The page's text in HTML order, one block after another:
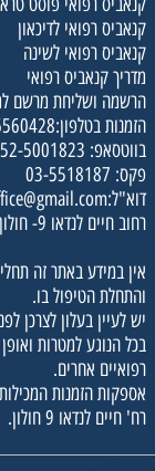
קנאביס רפואי לדיכאון
קנאביס רפואי לשינה
מדריך קנאביס רפואי
הרשמה ושליחת מרשם
הזמנות בטלפון:03-6560428
בווטסאפ: 052-5001823
פקס: 03-5518187
דוא"ל:medigreenoffice@gmail.com
רחוב חיים לנדאו 9- חולון
אין במידע באתר זה
והתחלת הטיפול בו.
יש לעיין בעלון לצרכן
בכל הנוגע למטרות
רפואיים אחרים.
אספקות הזמנות
רח' חיים לנדאו 9 חולון.